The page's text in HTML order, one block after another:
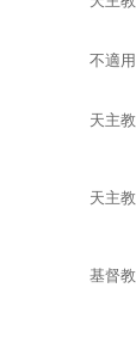
不適用
天主教
天主教
基督教